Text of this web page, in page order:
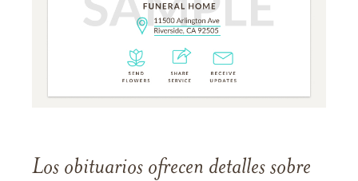
Los obituarios ofrecen detalles sobre